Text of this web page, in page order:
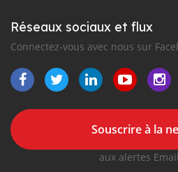
Réseaux sociaux et flux
Connectez-vous avec nous sur
Souscrire à la
aux alertes